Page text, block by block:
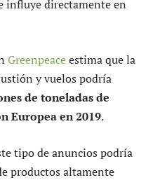
influye directamente en
Greenpeaceestima que la
y vuelos podría
de toneladas de
Europea en 2019.
tipo de anuncios podría
productos altamente